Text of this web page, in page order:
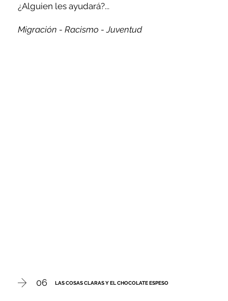
06 LAS COSAS CLARAS Y EL CHOCOLATE ESPESO
¿Alguien les ayudará?...
Migración - Racismo - Juventud